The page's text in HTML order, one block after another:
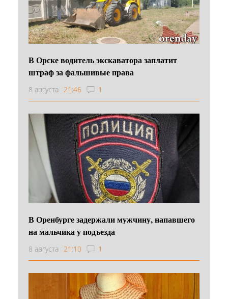
В Орске водитель экскаватора заплатит
штраф за фальшивые права
8 августа 21:46 1
В Оренбурге задержали мужчину, напавшего
на мальчика у подъезда
8 августа 21:10 1